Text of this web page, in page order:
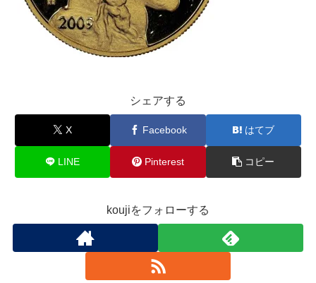
シェアする
X Facebook はてブ
LINE Pinterest コピー
koujiをフォローする